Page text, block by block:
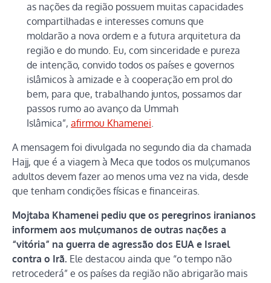
as nações da região possuem muitas capacidades
compartilhadas e interesses comuns que
moldarão a nova ordem e a futura arquitetura da
região e do mundo. Eu, com sinceridade e pureza
de intenção, convido todos os países e governos
islâmicos à amizade e à cooperação em prol do
bem, para que, trabalhando juntos, possamos dar
passos rumo ao avanço da Ummah
Islâmica”, afirmou Khamenei.
A mensagem foi divulgada no segundo dia da chamada
Hajj, que é a viagem à Meca que todos os mulçumanos
adultos devem fazer ao menos uma vez na vida, desde
que tenham condições físicas e financeiras.
Mojtaba Khamenei pediu que os peregrinos iranianos
informem aos mulçumanos de outras nações a
“vitória” na guerra de agressão dos EUA e Israel
contra o Irã. Ele destacou ainda que “o tempo não
retrocederá” e os países da região não abrigarão mais